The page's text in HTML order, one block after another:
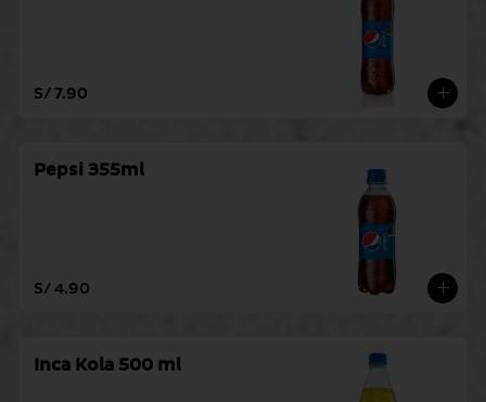
S/ 7.90
Pepsi 355ml
S/ 4.90
Inca Kola 500 ml